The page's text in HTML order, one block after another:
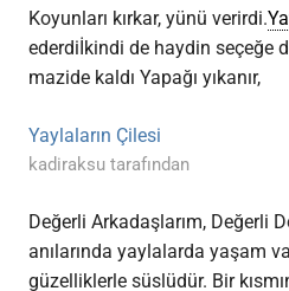
Koyunları kırkar, yünü verirdi.
ederdiİkindi de haydin seçeğe
mazide kaldı Yapağı yıkanır,
Yaylaların Çilesi
kadiraksu tarafından
Değerli Arkadaşlarım, Değerli
anılarında yaylalarda yaşam
güzelliklerle süslüdür. Bir